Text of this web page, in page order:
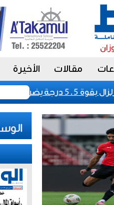
مقالات الأخيرة
درجة يضرب ألاسكا الأمريكية